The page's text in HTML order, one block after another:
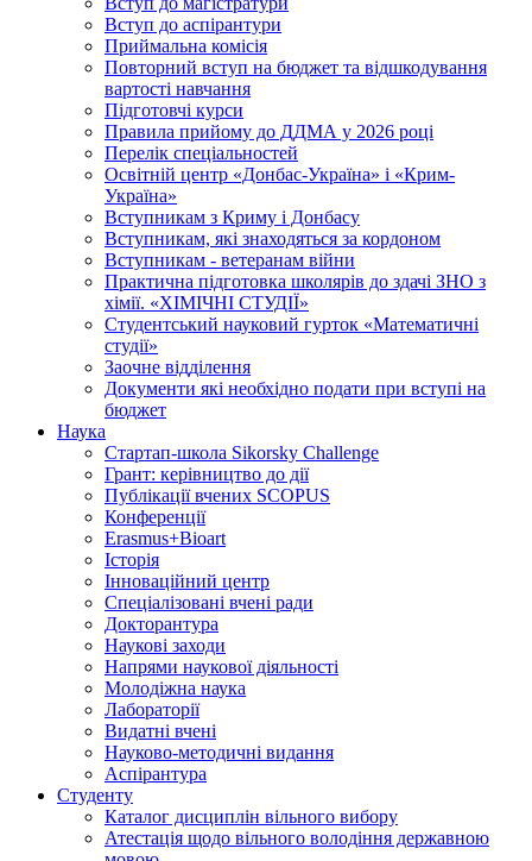
Вступ до аспірантури
Приймальна комісія
Повторний вступ на бюджет та відшкодування
вартості навчання
Підготовчі курси
Правила прийому до ДДМА у 2026 році
Перелік спеціальностей
Освітній центр «Донбас-Україна» і «Крим-
Україна»
Вступникам з Криму і Донбасу
Вступникам, які знаходяться за кордоном
Вступникам - ветеранам війни
Практична підготовка школярів до здачі ЗНО з
хімії. «ХІМІЧНІ СТУДІЇ»
Студентський науковий гурток «Математичні
студії»
Заочне відділення
Документи які необхідно подати при вступі на
бюджет
Наука
Стартап-школа Sikorsky Challenge
Грант: керівництво до дії
Публікації вчених SCOPUS
Конференції
Erasmus+Bioart
Історія
Інноваційний центр
Спеціалізовані вчені ради
Докторантура
Наукові заходи
Напрями наукової діяльності
Молодіжна наука
Лабораторії
Видатні вчені
Науково-методичні видання
Аспірантура
Студенту
Каталог дисциплін вільного вибору
Атестація щодо вільного володіння державною